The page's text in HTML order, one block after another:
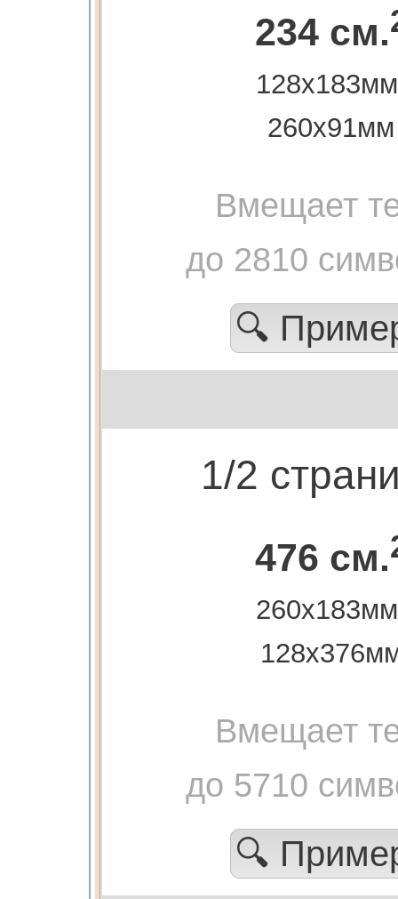
234 см.
260х91мм
Вмещает
до 2810
🔍
1/2
476 см.
Вмещает
до 5710
🔍